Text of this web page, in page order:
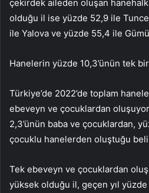
çekirdek aileden oluşan
olduğu il ise yüzde 52,9 ile
ile Yalova ve yüzde 55,4 ile
Hanelerin yüzde 10,3’ünün tek
Türkiye’de 2022’de toplam
ebeveyn ve çocuklardan
2,3’ünün baba ve çocuklardan,
çocuklu hanelerden oluştuğu
Tek ebeveyn ve çocuklardan
yüksek olduğu il, geçen yıl